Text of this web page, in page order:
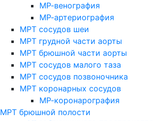
МР-венография
МР-артериография
МРТ сосудов шеи
МРТ грудной части аорты
МРТ брюшной части аорты
МРТ сосудов малого таза
МРТ сосудов позвоночника
МРТ коронарных сосудов
МР-коронарография
МРТ брюшной полости